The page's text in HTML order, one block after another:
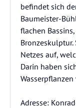
befindet sich
Baumeister-
flachen
Netzes auf,
Darin haben
Adresse: